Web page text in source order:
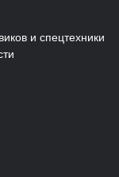
и спецтехники